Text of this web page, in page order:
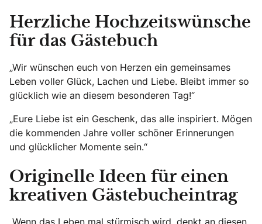
Herzliche Hochzeitswünsche
für das Gästebuch
„Wir wünschen euch von Herzen ein gemeinsames
Leben voller Glück, Lachen und Liebe. Bleibt immer so
glücklich wie an diesem besonderen Tag!“
„Eure Liebe ist ein Geschenk, das alle inspiriert. Mögen
die kommenden Jahre voller schöner Erinnerungen
und glücklicher Momente sein.“
Originelle Ideen für einen
kreativen Gästebucheintrag